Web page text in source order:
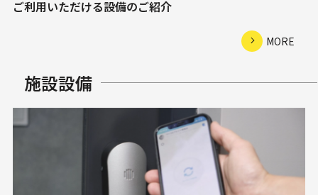
ご利用いただける設備のご紹介
MORE
施設設備